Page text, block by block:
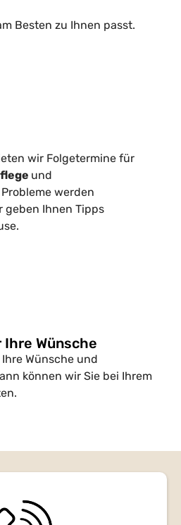
Besten zu Ihnen passt.
wir Folgetermine für
und
werden
geben Ihnen Tipps
Wünsche
Wünsche und
können wir Sie bei Ihrem